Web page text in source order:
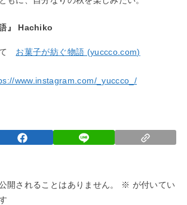
語』 Hachiko
お菓子が紡ぐ物語 (yuccco.com)
www.instagram.com/_yuccco_/
開されることはありません。 ※ が付いてい